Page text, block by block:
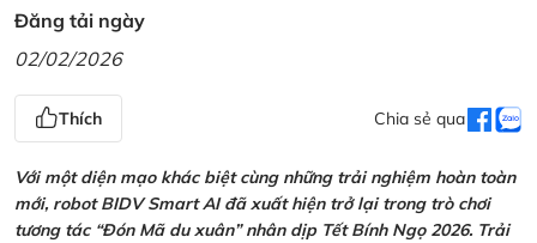
Đăng tải ngày
02/02/2026
Thích Chia sẻ qua
Với một diện mạo khác biệt cùng những trải nghiệm hoàn toàn
mới, robot BIDV Smart AI đã xuất hiện trở lại trong trò chơi
tương tác “Đón Mã du xuân” nhân dịp Tết Bính Ngọ 2026. Trải